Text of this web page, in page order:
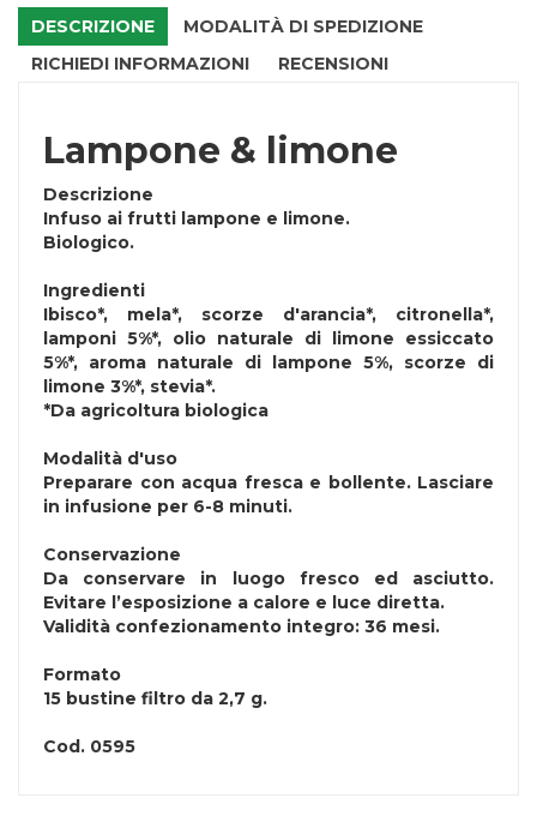
DESCRIZIONE
MODALITÀ DI SPEDIZIONE
RICHIEDI INFORMAZIONI
RECENSIONI
Lampone & limone
Descrizione
Infuso ai frutti lampone e limone.
Biologico.
Ingredienti
Ibisco*, mela*, scorze d'arancia*, citronella*,
lamponi 5%*, olio naturale di limone essiccato
5%*, aroma naturale di lampone 5%, scorze di
limone 3%*, stevia*.
*Da agricoltura biologica
Modalità d'uso
Preparare con acqua fresca e bollente. Lasciare
in infusione per 6-8 minuti.
Conservazione
Da conservare in luogo fresco ed asciutto.
Evitare l’esposizione a calore e luce diretta.
Validità confezionamento integro: 36 mesi.
Formato
15 bustine filtro da 2,7 g.
Cod. 0595